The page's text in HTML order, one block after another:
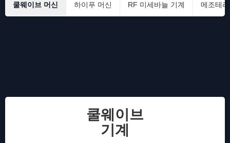
쿨웨이브 머신 하이푸 머신 RF 미세바늘 기계 메조테
쿨웨이브
기계